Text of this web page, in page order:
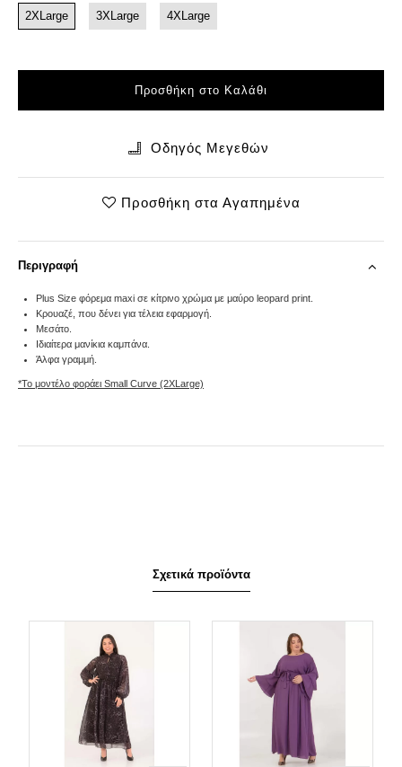
2XLarge 3XLarge 4XLarge
Προσθήκη στο Καλάθι
Οδηγός Μεγεθών
Προσθήκη στα Αγαπημένα
Περιγραφή
Plus Size φόρεμα maxi σε κίτρινο χρώμα με μαύρο leopard print.
Kρουαζέ, που δένει για τέλεια εφαρμογή.
Μεσάτο.
Ιδιαίτερα μανίκια καμπάνα.
Άλφα γραμμή.
*Το μοντέλο φοράει Small Curve (2XLarge)
Σχετικά προϊόντα